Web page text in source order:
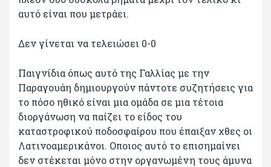
αυτό είναι που μετράει.
Δεν γίνεται να τελειώσει 0-0
Παιγνίδια όπως αυτό της Γαλλίας με την
Παραγουάη δημιουργούν πάντοτε συζητήσεις για
το πόσο ηθικό είναι μια ομάδα σε μια τέτοια
διοργάνωση να παίζει το είδος του
καταστροφικού ποδοσφαίρου που έπαιξαν χθες οι
Λατινοαμερικάνοι. Οποιος αυτό το επισημαίνει
δεν στέκεται μόνο στην οργανωμένη τους άμυνα